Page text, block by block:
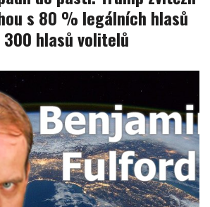
s 80 % legálních hlasů
hlasů volitelů